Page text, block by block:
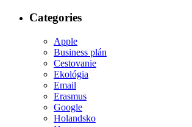
Categories
Apple
Business plán
Cestovanie
Ekológia
Email
Erasmus
Google
Holandsko